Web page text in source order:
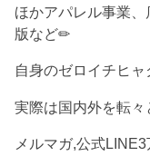
ほかアパレル事業
版など✏︎
自身のゼロイチヒャ
実際は国内外を転
メルマガ,公式LINE3